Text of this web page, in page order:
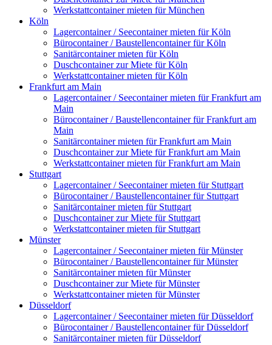
Werkstattcontainer mieten für München
Köln
Lagercontainer / Seecontainer mieten für Köln
Bürocontainer / Baustellencontainer für Köln
Sanitärcontainer mieten für Köln
Duschcontainer zur Miete für Köln
Werkstattcontainer mieten für Köln
Frankfurt am Main
Lagercontainer / Seecontainer mieten für Frankfurt am
Main
Bürocontainer / Baustellencontainer für Frankfurt am
Main
Sanitärcontainer mieten für Frankfurt am Main
Duschcontainer zur Miete für Frankfurt am Main
Werkstattcontainer mieten für Frankfurt am Main
Stuttgart
Lagercontainer / Seecontainer mieten für Stuttgart
Bürocontainer / Baustellencontainer für Stuttgart
Sanitärcontainer mieten für Stuttgart
Duschcontainer zur Miete für Stuttgart
Werkstattcontainer mieten für Stuttgart
Münster
Lagercontainer / Seecontainer mieten für Münster
Bürocontainer / Baustellencontainer für Münster
Sanitärcontainer mieten für Münster
Duschcontainer zur Miete für Münster
Werkstattcontainer mieten für Münster
Düsseldorf
Lagercontainer / Seecontainer mieten für Düsseldorf
Bürocontainer / Baustellencontainer für Düsseldorf
Sanitärcontainer mieten für Düsseldorf